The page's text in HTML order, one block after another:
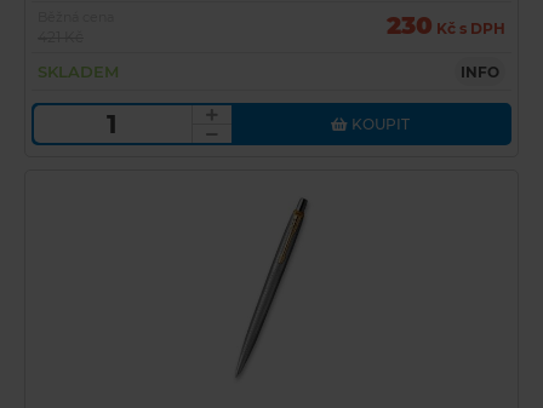
230 Kč s DPH
SKLADEM INFO
KOUPIT